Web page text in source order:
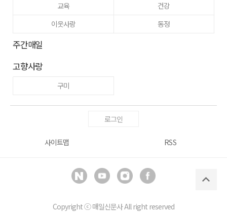
교육
건강
이웃사랑
동정
주간매일
고향사랑
구미
로그인
사이트맵 RSS
Copyright ⓒ매일신문사All right reserved